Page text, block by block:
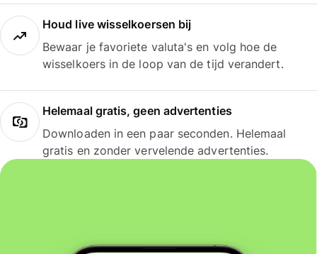
Houd live wisselkoersen bij
Bewaar je favoriete valuta's en volg hoe de
wisselkoers in de loop van de tijd verandert.
Helemaal gratis, geen advertenties
Downloaden in een paar seconden. Helemaal
gratis en zonder vervelende advertenties.